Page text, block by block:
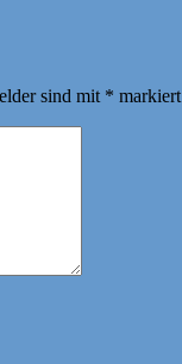
sind mit * markiert